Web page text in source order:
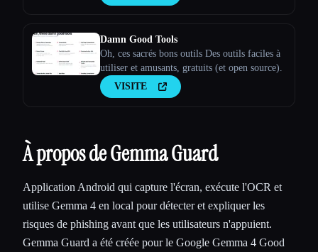
Damn Good Tools
Oh, ces sacrés bons outils Des outils faciles à
utiliser et amusants, gratuits (et open source).
VISITE
À propos de Gemma Guard
Application Android qui capture l'écran, exécute l'OCR et
utilise Gemma 4 en local pour détecter et expliquer les
risques de phishing avant que les utilisateurs n'appuient.
Gemma Guard a été créée pour le Google Gemma 4 Good